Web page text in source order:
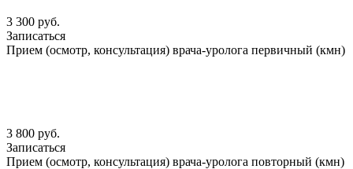
3 300 руб.
Записаться
Прием (осмотр, консультация) врача-уролога первичный (кмн)
3 800 руб.
Записаться
Прием (осмотр, консультация) врача-уролога повторный (кмн)